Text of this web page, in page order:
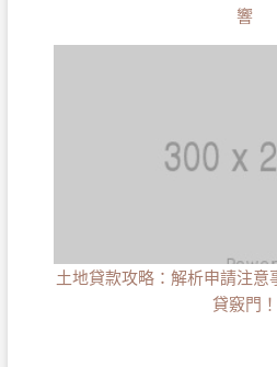
響
土地貸款攻略：解析申請注意
貸竅門！